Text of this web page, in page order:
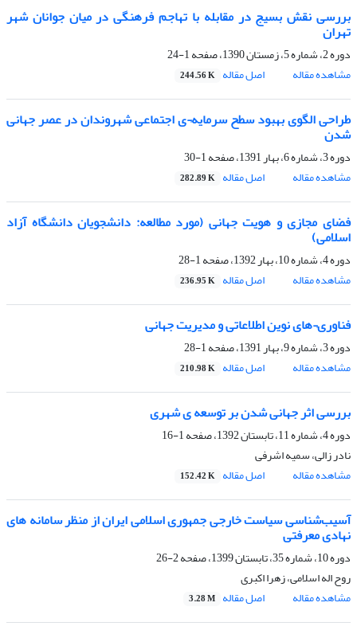
بررسی نقش بسیج در مقابله با تهاجم فرهنگی در میان جوانان شهر
تهران
دوره 2، شماره 5، زمستان 1390، صفحه
1-24
مشاهده مقاله
اصل مقاله 244.56 K
طراحی الگو‌ی بهبود سطح سرمایه¬ی اجتماعی شهروندان در عصر جهانی
شدن
دوره 3، شماره 6، بهار 1391، صفحه
1-30
مشاهده مقاله
اصل مقاله 282.89 K
فضای مجازی و هویت جهانی (مورد مطالعه: دانشجویان دانشگاه آزاد
اسلامی)
دوره 4، شماره 10، بهار 1392، صفحه
1-28
مشاهده مقاله
اصل مقاله 236.95 K
فناوری¬های نوین اطلاعاتی و مدیریت جهانی
دوره 3، شماره 9، بهار 1391، صفحه
1-28
مشاهده مقاله
اصل مقاله 210.98 K
بررسی اثر جهانی شدن بر توسعه ی شهری
دوره 4، شماره 11، تابستان 1392، صفحه
1-16
نادر زالی، سمیه اشرفی
مشاهده مقاله
اصل مقاله 152.42 K
آسیب‌شناسی سیاست خارجی جمهوری اسلامی ایران از منظر سامانه های
نهادی معرفتی
دوره 10، شماره 35، تابستان 1399، صفحه
2-26
روح اله اسلامی، زهرا اکبری
مشاهده مقاله
اصل مقاله 3.28 M